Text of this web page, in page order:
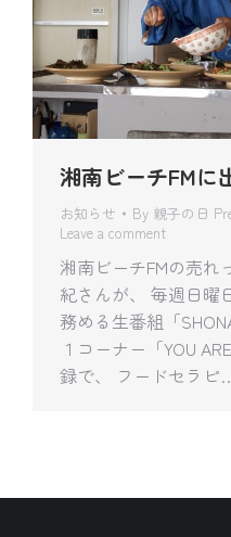
湘南ビーチFMに
お知らせ By 親子の日
Leave a comment
湘南ビーチFMの売れ
紀さんが、 毎週日曜
務める生番組「
１コーナー「YOU
録で、 フードセラピ